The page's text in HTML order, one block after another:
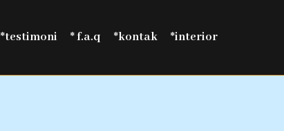
*testimoni * f.a.q *kontak *interior